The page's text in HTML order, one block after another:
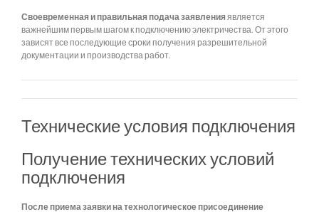
Своевременная и правильная подача заявления является
важнейшим первым шагом к подключению электричества. От этого
зависят все последующие сроки получения разрешительной
документации и производства работ.
Технические условия подключения
Получение технических условий
подключения
После приема заявки на технологическое присоединение